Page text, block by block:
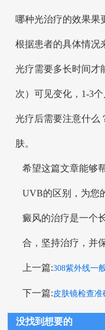
哪种光治疗的效果果
根据患者的具体情况
光疗需要多长时间才
次）可见变化，1-3个
光疗后需要注意什么
肤。
希望这篇文章能够
UVB的区别，为您
癜风的治疗是一个
合，坚持治疗，并
上一篇:308紫外线一
下一篇: 皮肤镜检查
没找到想要的